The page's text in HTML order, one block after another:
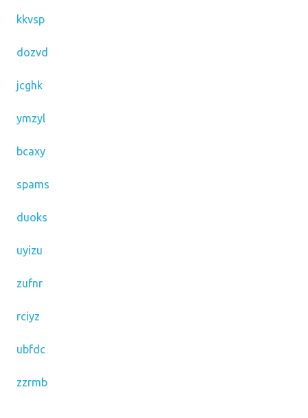
kkvsp
dozvd
jcghk
ymzyl
bcaxy
spams
duoks
uyizu
zufnr
rciyz
ubfdc
zzrmb